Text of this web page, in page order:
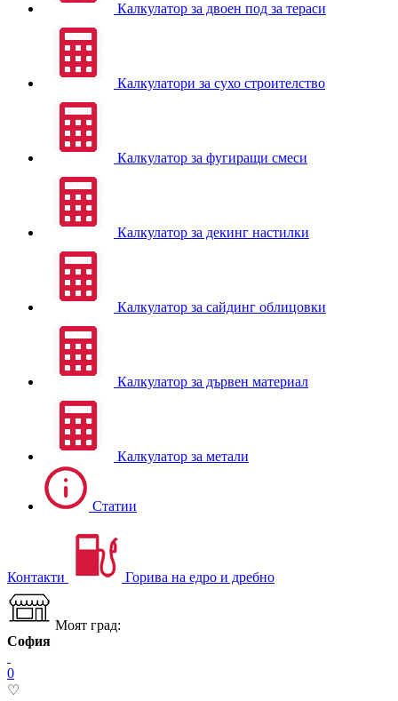
Калкулатор за двоен под за тераси
Калкулатори за сухо строителство
Калкулатор за фугиращи смеси
Калкулатор за декинг настилки
Калкулатор за сайдинг облицовки
Калкулатор за дървен материал
Калкулатор за метали
Статии
Контакти Горива на едро и дребно
Моят град:
София
0
♡